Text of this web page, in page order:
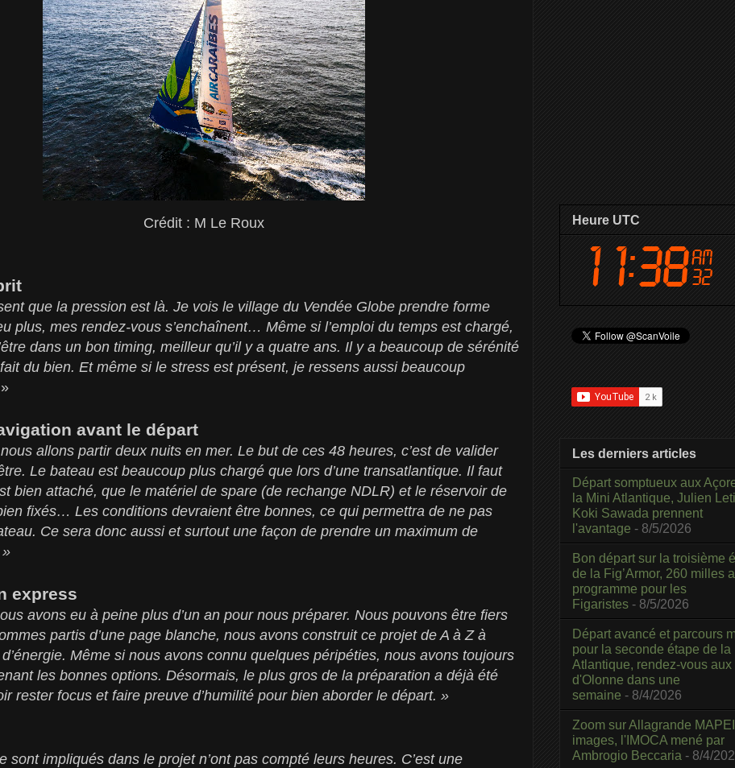
Crédit : M Le Roux
que la pression est là. Je vois le village du Vendée Globe prendre forme
plus, mes rendez-vous s’enchaînent… Même si l’emploi du temps est chargé,
dans un bon timing, meilleur qu’il y a quatre ans. Il y a beaucoup de sérénité
du bien. Et même si le stress est présent, je ressens aussi beaucoup
»
avant le départ
allons partir deux nuits en mer. Le but de ces 48 heures, c’est de valider
Le bateau est beaucoup plus chargé que lors d’une transatlantique. Il faut
bien attaché, que le matériel de spare (de rechange NDLR) et le réservoir de
fixés… Les conditions devraient être bonnes, ce qui permettra de ne pas
Ce sera donc aussi et surtout une façon de prendre un maximum de
express
avons eu à peine plus d’un an pour nous préparer. Nous pouvons être fiers
partis d’une page blanche, nous avons construit ce projet de A à Z à
Même si nous avons connu quelques péripéties, nous avons toujours
les bonnes options. Désormais, le plus gros de la préparation a déjà été
rester focus et faire preuve d’humilité pour bien aborder le départ. »
sont impliqués dans le projet n’ont pas compté leurs heures. C’est une
Heure UTC
Les derniers articles
Départ somptueux aux
la Mini Atlantique, Julien
Koki Sawada prennent
l'avantage - 8/5/2026
Bon départ sur la troisième
de la Fig’Armor, 260 milles
programme pour les
Figaristes - 8/5/2026
Départ avancé et parcours
pour la seconde étape de la
Atlantique, rendez-vous
d'Olonne dans une
semaine - 8/4/2026
Zoom sur Allagrande
images, l'IMOCA mené par
Ambrogio Beccaria - 8/4/